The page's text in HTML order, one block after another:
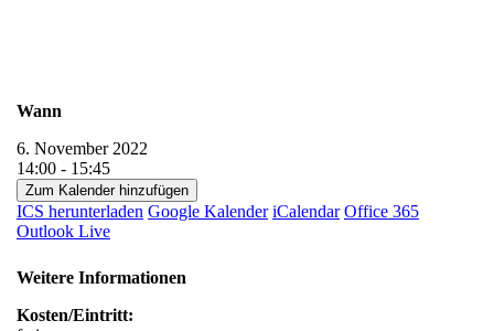
Wann
6. November 2022
14:00 - 15:45
Zum Kalender hinzufügen
ICS herunterladen Google Kalender iCalendar Office 365
Outlook Live
Weitere Informationen
Kosten/Eintritt: